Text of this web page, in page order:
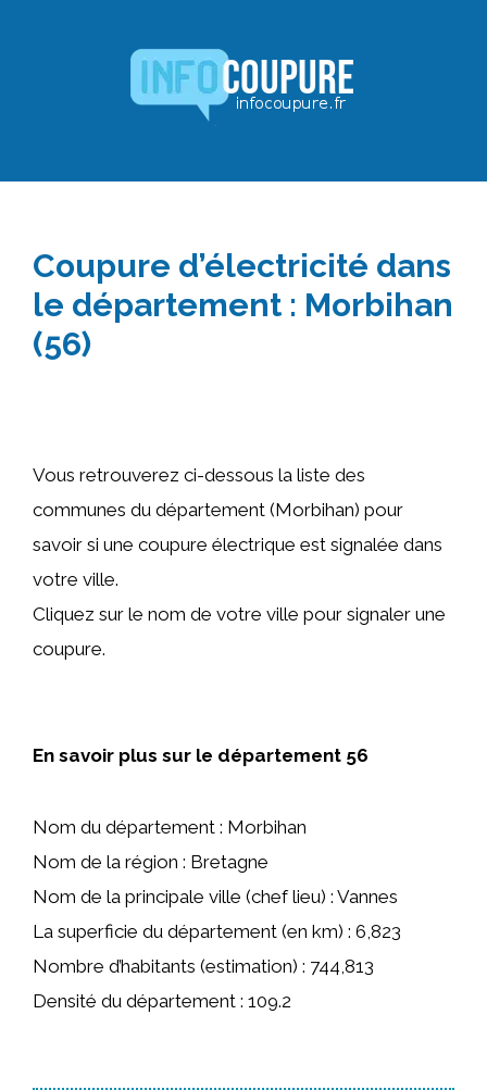
Coupure d’électricité dans
le département : Morbihan
(56)
Vous retrouverez ci-dessous la liste des
communes du département (Morbihan) pour
savoir si une coupure électrique est signalée dans
votre ville.
Cliquez sur le nom de votre ville pour signaler une
coupure.
En savoir plus sur le département 56
Nom du département : Morbihan
Nom de la région : Bretagne
Nom de la principale ville (chef lieu) : Vannes
La superficie du département (en km) : 6,823
Nombre d’habitants (estimation) : 744,813
Densité du département : 109.2